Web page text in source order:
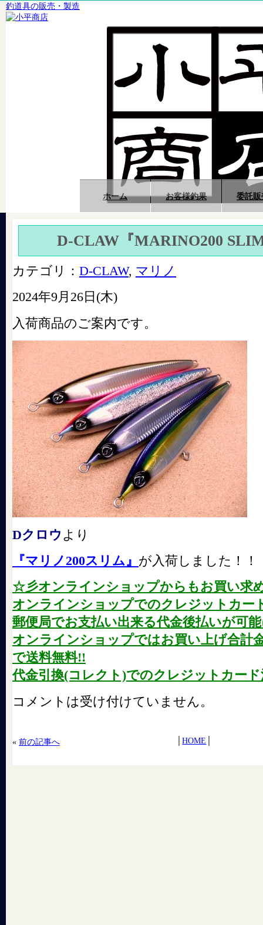
釣道具の販売・製造
ホーム お客様釣果 委託販
D-CLAW『MARINO200
カテゴリ： D-CLAW, マリノ
2024年9月26日(木)
入荷商品のご案内です。
Dクロウ より
『マリノ200スリム』 が入荷しました！！
☆彡オンラインショップからもお買い求
オンラインショップでのクレジットカー
郵便局でお支払い出来る代金後払いが可
オンラインショップではお買い上げ合計
で送料無料!!
代金引換(コレクト)でのクレジットカー
コメントは受け付けていません。
« 前の記事へ │HOME